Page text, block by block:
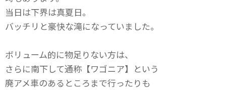
当日は下界は真夏日。
バッチリと豪快な滝になっていました。
ボリューム的に物足りない方は、
さらに南下して通称【ワゴニア】という
廃アメ車のあるところまで行ったりも